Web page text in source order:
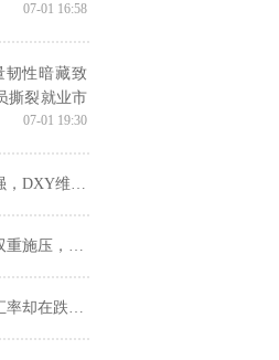
07-01 16:58
韧性暗藏致
撕裂就业市
07-01 19:30
术性多头结构
铜价承压
"温差"从哪来？